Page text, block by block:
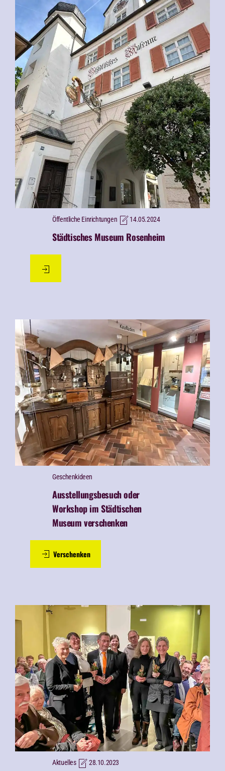
Öffentliche Einrichtungen 14.05.2024
Städtisches Museum Rosenheim
Geschenk­ideen
Ausstellungsbesuch oder
Workshop im Städtischen
Museum verschenken
Verschenken
Aktuelles 28.10.2023